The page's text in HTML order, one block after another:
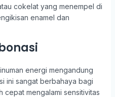
cokelat yang menempel di
enamel dan
energi mengandung
ini sangat berbahaya bagi
cepat mengalami sensitivitas